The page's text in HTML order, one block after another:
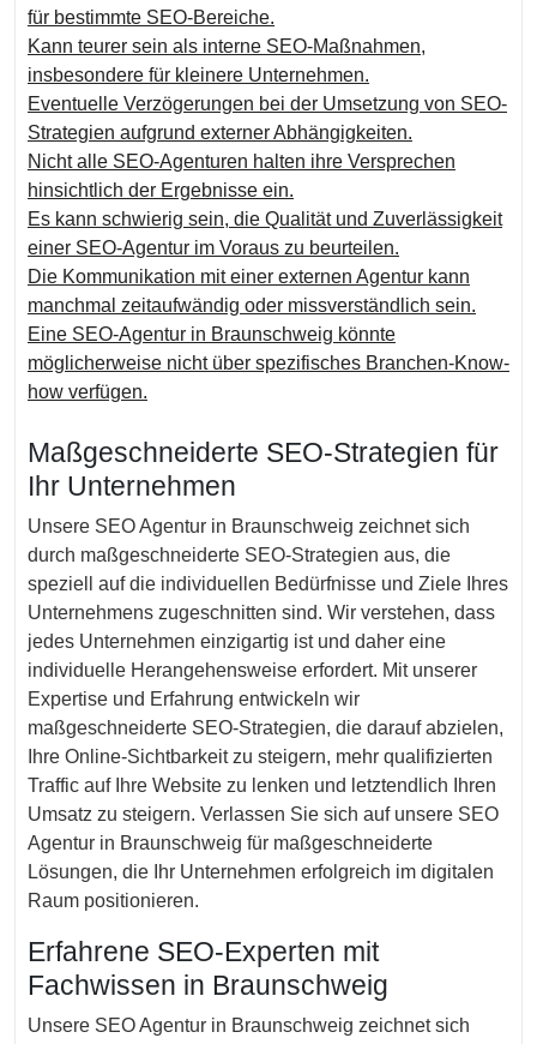
für bestimmte SEO-Bereiche.
Kann teurer sein als interne SEO-Maßnahmen,
insbesondere für kleinere Unternehmen.
Eventuelle Verzögerungen bei der Umsetzung von SEO-
Strategien aufgrund externer Abhängigkeiten.
Nicht alle SEO-Agenturen halten ihre Versprechen
hinsichtlich der Ergebnisse ein.
Es kann schwierig sein, die Qualität und Zuverlässigkeit
einer SEO-Agentur im Voraus zu beurteilen.
Die Kommunikation mit einer externen Agentur kann
manchmal zeitaufwändig oder missverständlich sein.
Eine SEO-Agentur in Braunschweig könnte
möglicherweise nicht über spezifisches Branchen-Know-
how verfügen.
Maßgeschneiderte SEO-Strategien für
Ihr Unternehmen
Unsere SEO Agentur in Braunschweig zeichnet sich
durch maßgeschneiderte SEO-Strategien aus, die
speziell auf die individuellen Bedürfnisse und Ziele Ihres
Unternehmens zugeschnitten sind. Wir verstehen, dass
jedes Unternehmen einzigartig ist und daher eine
individuelle Herangehensweise erfordert. Mit unserer
Expertise und Erfahrung entwickeln wir
maßgeschneiderte SEO-Strategien, die darauf abzielen,
Ihre Online-Sichtbarkeit zu steigern, mehr qualifizierten
Traffic auf Ihre Website zu lenken und letztendlich Ihren
Umsatz zu steigern. Verlassen Sie sich auf unsere SEO
Agentur in Braunschweig für maßgeschneiderte
Lösungen, die Ihr Unternehmen erfolgreich im digitalen
Raum positionieren.
Erfahrene SEO-Experten mit
Fachwissen in Braunschweig
Unsere SEO Agentur in Braunschweig zeichnet sich